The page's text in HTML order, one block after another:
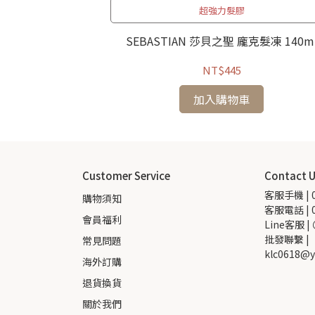
超強力髮膠
SEBASTIAN 莎貝之聖 龐克髮凍
NT$445
加入購物車
Customer Service
購物須知
會員福利
常見問題
海外訂購
退貨換貨
關於我們
Contact
客服手機 |
客服電話 |
Line客服 |
批發聯繫 |